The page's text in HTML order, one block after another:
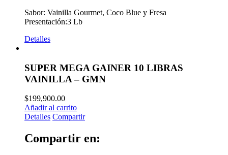
Sabor: Vainilla Gourmet, Coco Blue y Fresa
Presentación:3 Lb
Detalles
SUPER MEGA GAINER 10 LIBRAS
VAINILLA – GMN
$199,900.00
Añadir al carrito
Detalles Compartir
Compartir en: